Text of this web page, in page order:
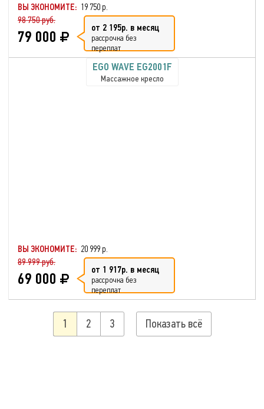
ВЫ ЭКОНОМИТЕ: 19 750 р.
98 750 руб.
79 000 от 2 195р. в месяц
рассрочка без
переплат
EGO WAVE EG2001F
Массажное кресло
ВЫ ЭКОНОМИТЕ: 20 999 р.
89 999 руб.
69 000 от 1 917р. в месяц
рассрочка без
переплат
1 2 3 Показать всё